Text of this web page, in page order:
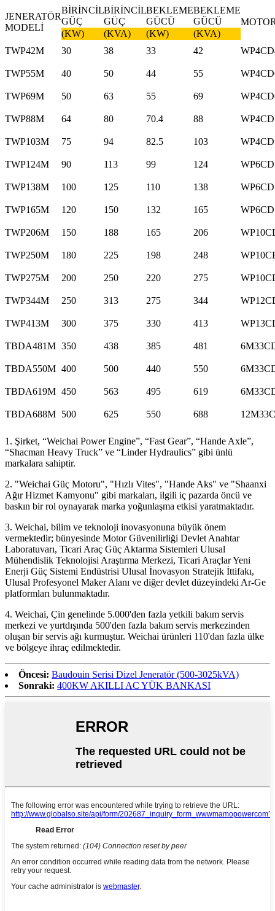
JENERATÖR
MODELİ
BİRİNCİL
GÜÇ
BİRİNCİL
GÜÇ
BEKLEME
GÜCÜ
BEKLEME
GÜCÜ
(KW)
(KVA) (KW)
(KVA)
TWP42M
30 38 33 42
TWP55M 40 50 44 55
TWP69M 50 63 55 69
TWP88M 64 80 70.4 88
TWP103M 75 94 82.5 103
TWP124M 90 113 99 124
TWP138M 100 125 110 138
TWP165M 120 150 132 165
TWP206M 150 188 165 206
TWP250M 180 225 198 248
TWP275M 200 250 220 275
TWP344M 250 313 275 344
TWP413M 300 375 330 413
TBDA481M 350 438 385 481
TBDA550M 400 500 440 550
TBDA619M 450 563 495 619
TBDA688M 500 625 550 688
1. Şirket, “Weichai Power Engine”, “Fast Gear”, “Hande Axle”,
“Shacman Heavy Truck” ve “Linder Hydraulics” gibi ünlü
markalara sahiptir.
2. "Weichai Güç Motoru", "Hızlı Vites", "Hande Aks" ve "Shaanxi
Ağır Hizmet Kamyonu" gibi markaları, ilgili iç pazarda öncü ve
baskın bir rol oynayarak marka yoğunlaşma etkisi yaratmaktadır.
3. Weichai, bilim ve teknoloji inovasyonuna büyük önem
vermektedir; bünyesinde Motor Güvenilirliği Devlet Anahtar
Laboratuvarı, Ticari Araç Güç Aktarma Sistemleri Ulusal
Mühendislik Teknolojisi Araştırma Merkezi, Ticari Araçlar Yeni
Enerji Güç Sistemi Endüstrisi Ulusal İnovasyon Stratejik İttifakı,
Ulusal Profesyonel Maker Alanı ve diğer devlet düzeyindeki Ar-Ge
platformları bulunmaktadır.
4. Weichai, Çin genelinde 5.000'den fazla yetkili bakım servis
merkezi ve yurtdışında 500'den fazla bakım servis merkezinden
oluşan bir servis ağı kurmuştur. Weichai ürünleri 110'dan fazla ülke
ve bölgeye ihraç edilmektedir.
Öncesi: Baudouin Serisi Dizel Jeneratör (500-3025kVA)
Sonraki: 400KW AKILLI AC YÜK BANKASI